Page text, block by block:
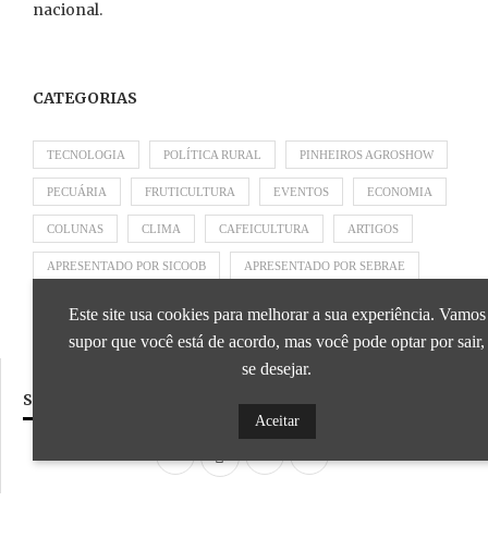
nacional.
CATEGORIAS
TECNOLOGIA POLÍTICA RURAL PINHEIROS AGROSHOW
PECUÁRIA FRUTICULTURA EVENTOS ECONOMIA
COLUNAS CLIMA CAFEICULTURA ARTIGOS
APRESENTADO POR SICOOB APRESENTADO POR SEBRAE
SIGA NOSSAS REDES SOCIAIS
Este site usa cookies para melhorar a sua experiência. Vamos
supor que você está de acordo, mas você pode optar por sair,
se desejar.
Aceitar